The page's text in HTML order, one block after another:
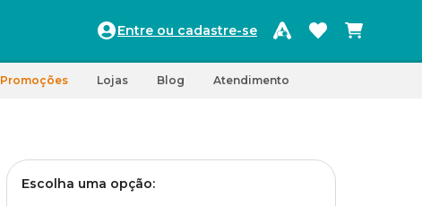
Entre ou cadastre-se
Promoções Lojas Blog Atendimento
Escolha uma opção: